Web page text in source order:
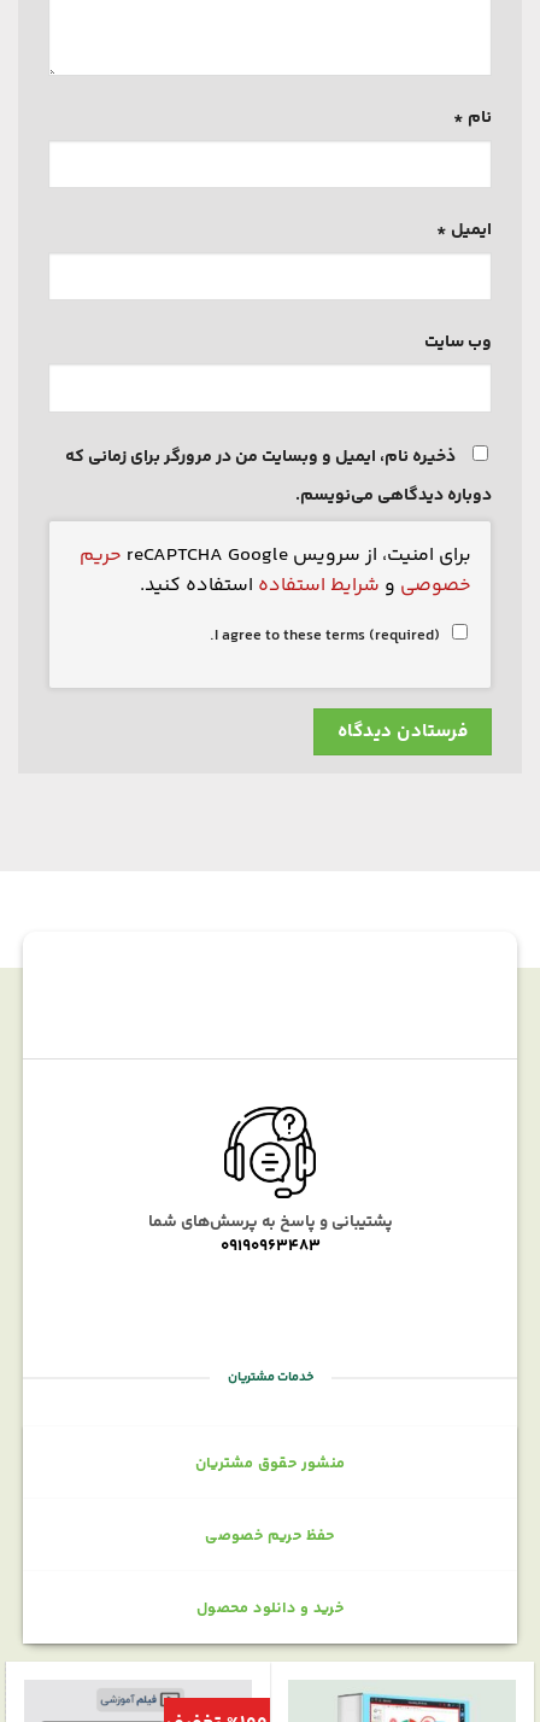
نام *
ایمیل *
وب‌ سایت
ذخیره نام، ایمیل و وبسایت من در مرورگر برای زمانی که
دوباره دیدگاهی می‌نویسم.
برای امنیت، از سرویس reCAPTCHA Google
حریم
خصوصی و شرایط استفاده استفاده کنید.
I agree to these terms (required).
پشتیبانی و پاسخ به پرسش‌های شما
09190963483
خدمات مشتریان
منشور حقوق مشتریان
حفظ حریم خصوصی
خرید و دانلود محصول